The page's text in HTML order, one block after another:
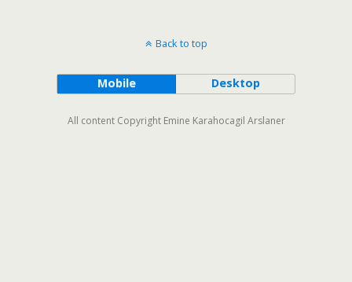
Back to top
Mobile Desktop
All content Copyright Emine Karahocagil Arslaner